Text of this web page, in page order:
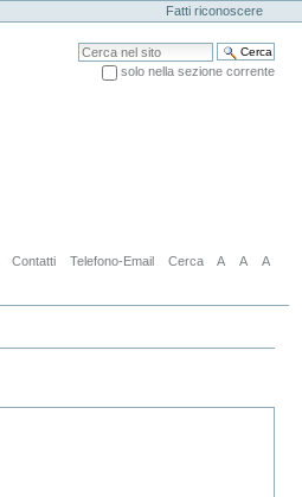
Fatti riconoscere
Cerca nel sito
solo nella sezione corrente
Contatti Telefono-Email Cerca A A A